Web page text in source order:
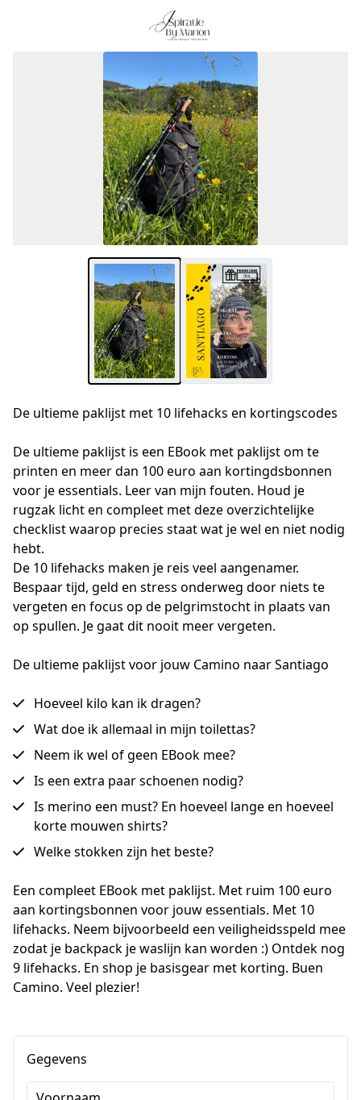
De ultieme paklijst met 10 lifehacks en kortingscodes
De ultieme paklijst is een EBook met paklijst om te
printen en meer dan 100 euro aan kortingdsbonnen
voor je essentials. Leer van mijn fouten. Houd je
rugzak licht en compleet met deze overzichtelijke
checklist waarop precies staat wat je wel en niet nodig
hebt.
De 10 lifehacks maken je reis veel aangenamer.
Bespaar tijd, geld en stress onderweg door niets te
vergeten en focus op de pelgrimstocht in plaats van
op spullen. Je gaat dit nooit meer vergeten.
De ultieme paklijst voor jouw Camino naar Santiago
Hoeveel kilo kan ik dragen?
Wat doe ik allemaal in mijn toilettas?
Neem ik wel of geen EBook mee?
Is een extra paar schoenen nodig?
Is merino een must? En hoeveel lange en hoeveel
korte mouwen shirts?
Welke stokken zijn het beste?
Een compleet EBook met paklijst. Met ruim 100 euro
aan kortingsbonnen voor jouw essentials. Met 10
lifehacks. Neem bijvoorbeeld een veiligheidsspeld mee
zodat je backpack je waslijn kan worden :) Ontdek nog
9 lifehacks. En shop je basisgear met korting. Buen
Camino. Veel plezier!
Gegevens